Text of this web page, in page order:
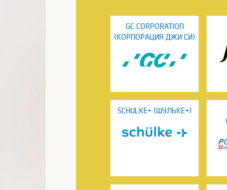
GC CORPORATION
(КОРПОРАЦИЯ ДЖИ СИ)
SCHULKE+ (ШУЛЬКЕ+)